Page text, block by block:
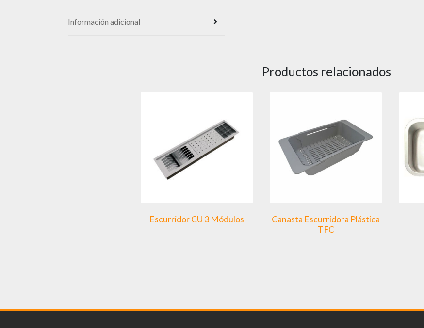
Información adicional
Productos relacionados
Escurridor CU 3 Módulos
Canasta Escurridora Plástica
TFC